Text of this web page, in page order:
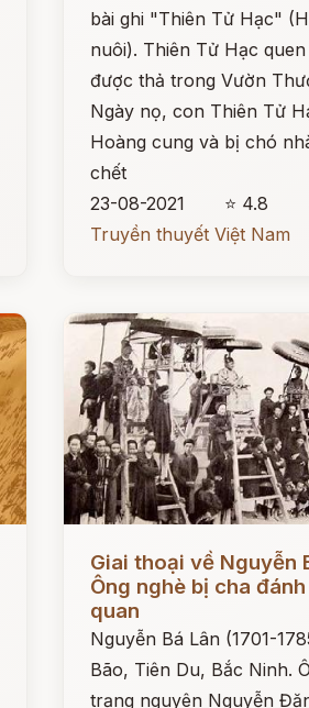
bài ghi "Thiên Tử Hạc"
nuôi). Thiên Tử Hạc
được thả trong Vườn
Ngày nọ, con Thiên Tử
Hoàng cung và bị chó
chết
23-08-2021
⭐ 4.8
Truyền thuyết Việt Nam
Giai thoại về Nguyễn
Ông nghè bị cha
quan
Nguyễn Bá Lân (1701-
Bão, Tiên Du, Bắc Ninh.
trạng nguyên Nguyễn